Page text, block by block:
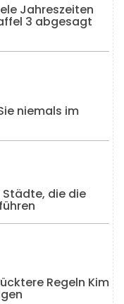
Jahreszeiten
3 abgesagt
niemals im
Städte, die die
Regeln Kim